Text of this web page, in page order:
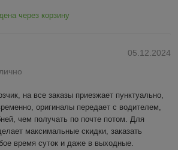
через корзину
05.12.2024
на все заказы приезжает пунктуально,
оригиналы передает с водителем,
чем получать по почте потом. Для
максимальные скидки, заказать
время суток и даже в выходные.